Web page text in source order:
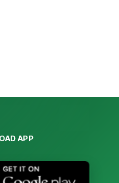
APP